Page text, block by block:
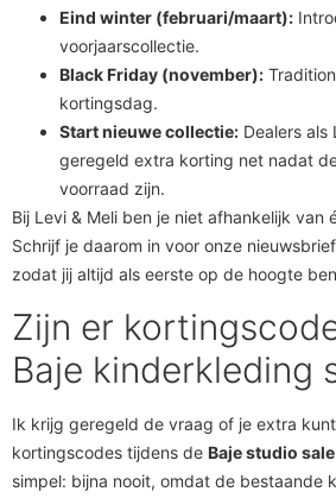
Eind winter (februari/maart):
voorjaarscollectie.
Black Friday (november):
kortingsdag.
Start nieuwe collectie: Dealers als
geregeld extra korting net nadat
voorraad zijn.
Bij Levi & Meli ben je niet afhankelijk van
Schrijf je daarom in voor onze
zodat jij altijd als eerste op de hoogte
Zijn er
Baje kinderkleding
Ik krijg geregeld de vraag of je extra
kortingscodes tijdens de Baje studio sale
simpel: bijna nooit, omdat de bestaande